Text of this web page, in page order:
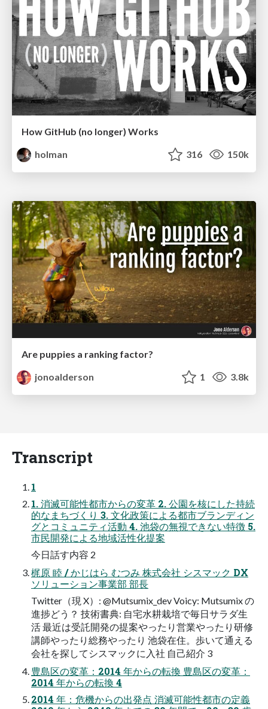
How GitHub (no longer) Works
holman
316 150k
Are puppies a ranking factor?
jonoalderson
1 3.8k
Transcript
1
1. 消滅可能性都市からの変革 2. 公園を核にした持続
的なまちづくり 3. 文化政策による都市ブランディン
グとコミュニティ活動 4. 池袋の無視できない特徴 5.
市民開発による地域活性化提案
今日話す内容 2
梶原 睦 / かじはら むつみ 株式会社 シスマック DX
ソリューション事業部 部長
Twitter（現 X）: @Mutsumix_dev Voicy: Mutsumix の
進捗どう？ 技術書典: 自宅水耕栽培で毎日サラダ生
活 最近は受託開発の提案やったり営業やったり研修
講師やったり総務やったり 池袋在住。歩いて通える
会社を探してシスマックに入社 自己紹介 3
豊島区の変革：2014 年からの転換 豊島区の変革：
2014 年からの転換 4
2014 年：危機からの出発点 消滅可能性都市の定義